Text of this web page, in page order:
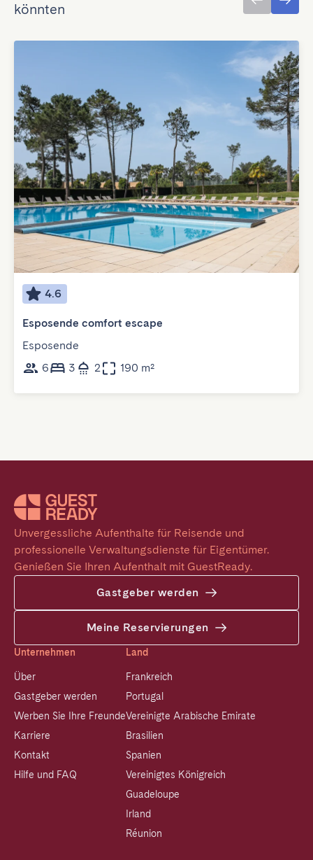
könnten
4.6
Esposende comfort escape
Esposende
6
3 2 190 m²
Unvergessliche Aufenthalte für Reisende und
professionelle Verwaltungsdienste für Eigentümer.
Genießen Sie Ihren Aufenthalt mit GuestReady.
Gastgeber werden
Meine Reservierungen
Unternehmen
Über
Gastgeber werden
Werben Sie Ihre Freunde
Karriere
Kontakt
Hilfe und FAQ
Land
Frankreich
Portugal
Vereinigte Arabische Emirate
Brasilien
Spanien
Vereinigtes Königreich
Guadeloupe
Irland
Réunion